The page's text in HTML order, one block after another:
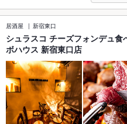
居酒屋 新宿東口
シュラスコ チーズフォンデュ
ボハウス 新宿東口店